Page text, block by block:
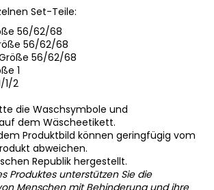
Set-Teile:
56/62/68
56/62/68
56/62/68
1
1/2
die Waschsymbole und
dem Wäscheetikett.
Produktbild können geringfügig vom
abweichen.
Republik hergestellt.
Produktes unterstützen Sie die